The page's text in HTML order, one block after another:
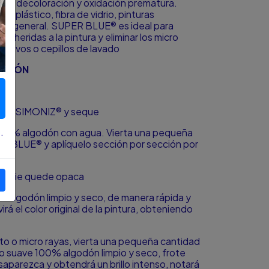
la decoloración y oxidación prematura.
plástico, fibra de vidrio, pinturas
general. SUPER BLUE® es ideal para
a la pintura y eliminar los micro
o cepillos de lavado
SIMONIZ® y seque
algodón con agua. Vierta una pequeña
BLUE® y aplíquelo sección por sección por
quede opaca
algodón limpio y seco, de manera rápida y
el color original de la pintura, obteniendo
o micro rayas, vierta una pequeña cantidad
suave 100% algodón limpio y seco, frote
y obtendrá un brillo intenso, notará